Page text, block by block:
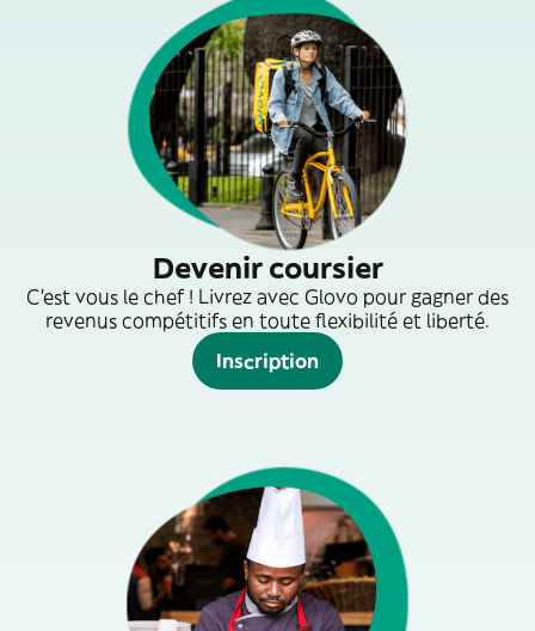
Devenir coursier
C'est vous le chef ! Livrez avec Glovo pour gagner des
revenus compétitifs en toute flexibilité et liberté.
Inscription